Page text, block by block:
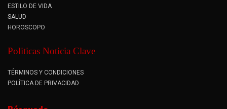
ESTILO DE VIDA
SALUD
HOROSCOPO
Politicas Noticia Clave
TÉRMINOS Y CONDICIONES
POLÍTICA DE PRIVACIDAD